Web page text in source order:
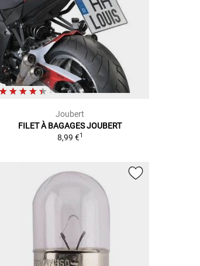
Joubert
FILET À BAGAGES JOUBERT
8,99 €1